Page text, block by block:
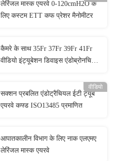
लेरिंजल मास्क एयरवे 0-120cmH2O के
लिए कस्टम ETT कफ प्रेशर मैनोमीटर
कैमरे के साथ 35Fr 37Fr 39Fr 41Fr
वीडियो इंट्यूबेशन डिवाइस एंडोब्रोनचियल
वीडियो
सक्शन प्रबलित एंडोट्रैचियल ईटी ट्यूब
एयरवे कफ्ड ISO13485 प्रमाणित
आपातकालीन विभाग के लिए नाक एलएमए
लेरिंजल मास्क एयरवे